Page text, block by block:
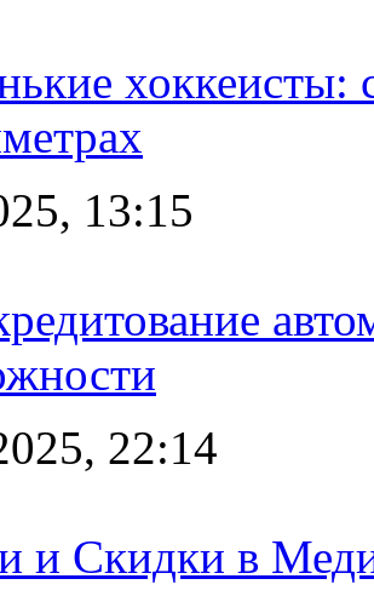
хоккеисты:
13:15
22:14
и Скидки в